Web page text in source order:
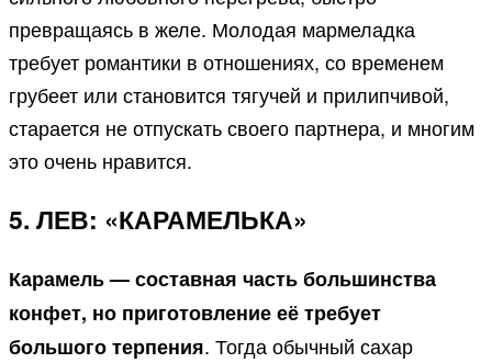
превращаясь в желе. Молодая мармеладка
требует романтики в отношениях, со временем
грубеет или становится тягучей и прилипчивой,
старается не отпускать своего партнера, и многим
это очень нравится.
5. ЛЕВ: «КАРАМЕЛЬКА»
Карамель — составная часть большинства
конфет, но приготовление её требует
большого терпения. Тогда обычный сахар